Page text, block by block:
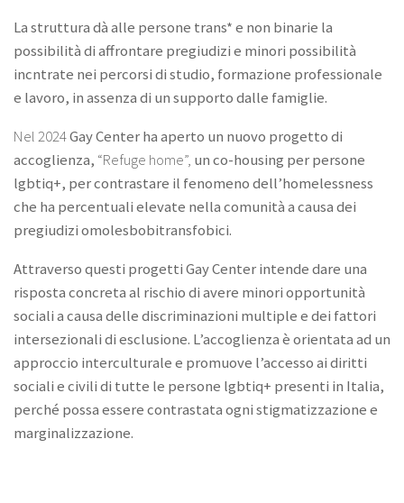
La struttura dà alle persone trans* e non binarie la
possibilità di affrontare pregiudizi e minori possibilità
incntrate nei percorsi di studio, formazione professionale
e lavoro, in assenza di un supporto dalle famiglie.
Nel 2024Gay Center ha aperto un nuovo progetto di
accoglienza, “Refuge home”, un co-housing per persone
lgbtiq+, per contrastare il fenomeno dell’homelessness
che ha percentuali elevate nella comunità a causa dei
pregiudizi omolesbobitransfobici.
Attraverso questi progetti Gay Center intende dare una
risposta concreta al rischio di avere minori opportunità
sociali a causa delle discriminazioni multiple e dei fattori
intersezionali di esclusione. L’accoglienza è orientata ad un
approccio interculturale e promuove l’accesso ai diritti
sociali e civili di tutte le persone lgbtiq+ presenti in Italia,
perché possa essere contrastata ogni stigmatizzazione e
marginalizzazione.